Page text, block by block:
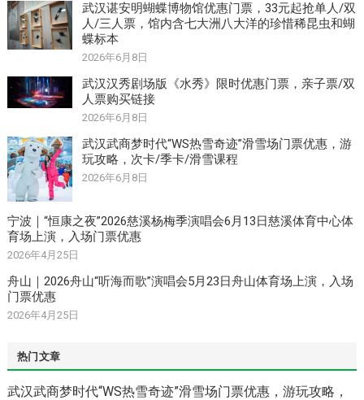
武汉谌安明蝴蝶博物馆优惠门票，33元起抢单人/双
人/三人票，馆内含七大洲八大洋的珍惜稀昆虫和蝴
蝶标本
2026年6月8日
武汉汉秀剧场版《水秀》限时优惠门票，亲子票/双
人票购买链接
2026年6月8日
武汉武商梦时代“WS热雪奇迹”滑雪场门票优惠，游
玩攻略，次卡/季卡/滑雪课程
2026年6月8日
宁波｜“恒康之夜”2026慈溪杨梅季演唱会6月13日慈溪体育中心体
育场上演，入场门票优惠
2026年4月25日
舟山｜2026舟山“听海而歌”演唱会5月23日舟山体育场上演，入场
门票优惠
2026年4月25日
热门文章
武汉武商梦时代“WS热雪奇迹”滑雪场门票优惠，游玩攻略，